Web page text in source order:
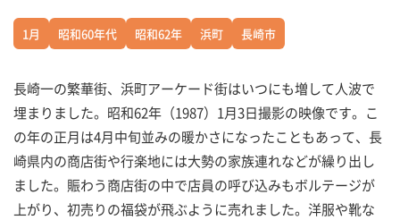
1月 昭和60年代 昭和62年 浜町 長崎市
長崎一の繁華街、浜町アーケード街はいつにも増して人波で
埋まりました。昭和62年（1987）1月3日撮影の映像です。こ
の年の正月は4月中旬並みの暖かさになったこともあって、長
崎県内の商店街や行楽地には大勢の家族連れなどが繰り出し
ました。賑わう商店街の中で店員の呼び込みもボルテージが
上がり、初売りの福袋が飛ぶように売れました。洋服や靴な